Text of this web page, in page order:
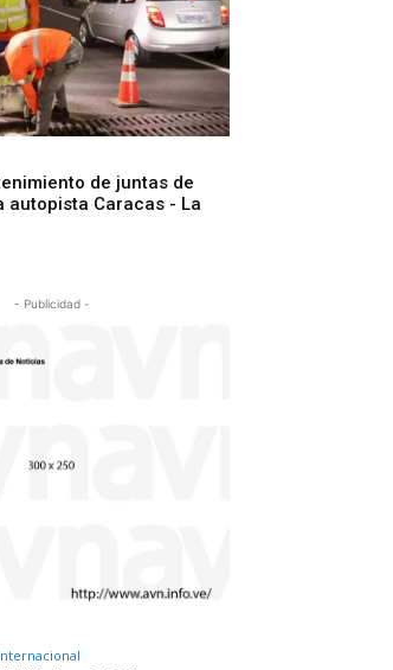
de juntas de
autopista Caracas - La
- Publicidad -